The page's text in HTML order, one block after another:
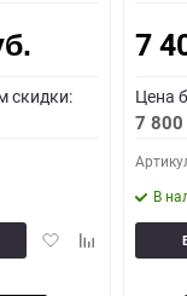
скидки:
ДобавитьДобавить
7
Цена
7 800
В